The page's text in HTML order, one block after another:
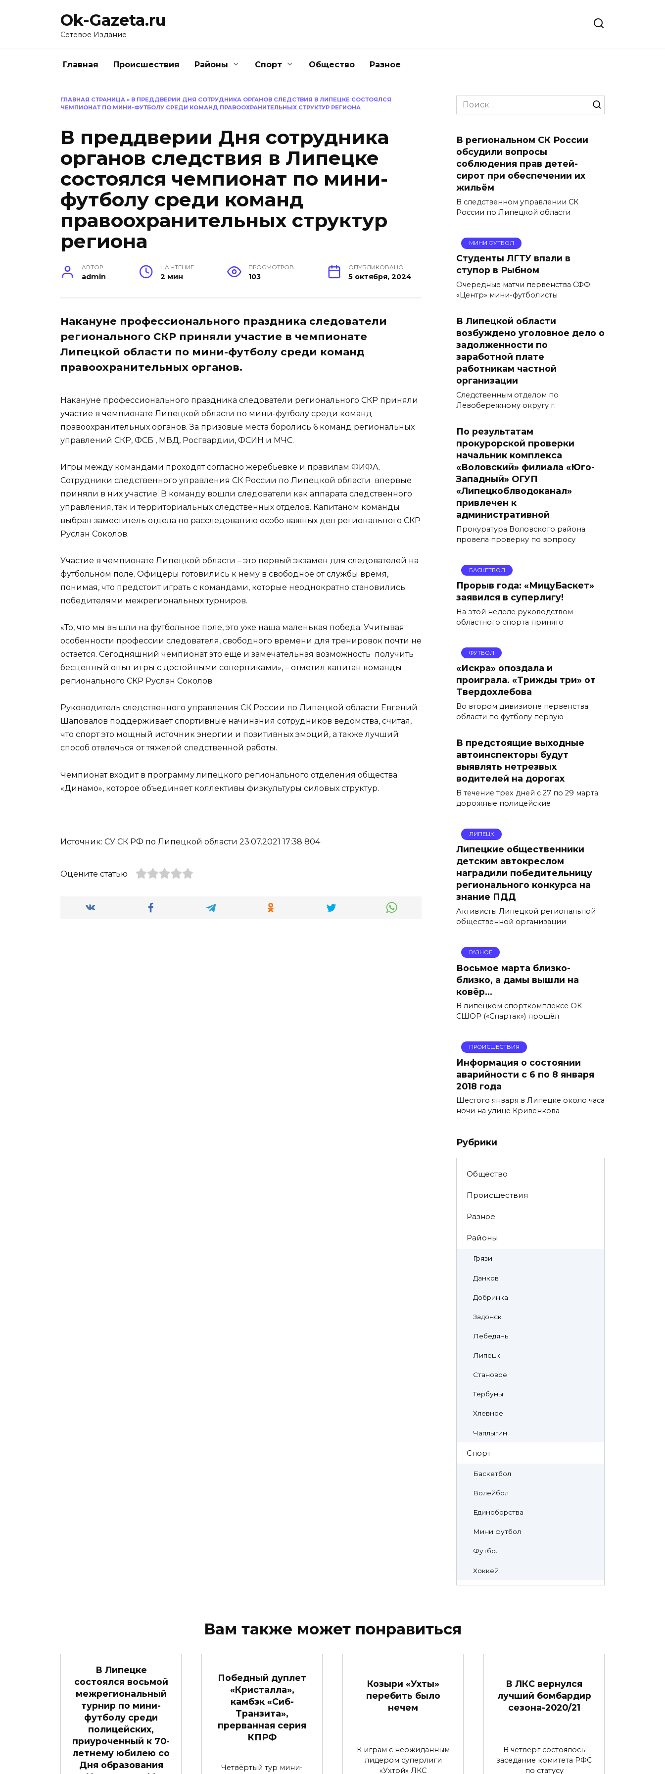
Ok-Gazeta.ru
Сетевое Издание
Главная Происшествия Районы Спорт Общество Разное
ГЛАВНАЯ СТРАНИЦА » В ПРЕДДВЕРИИ ДНЯ СОТРУДНИКА ОРГАНОВ СЛЕДСТВИЯ В ЛИПЕЦКЕ СОСТОЯЛСЯ
ЧЕМПИОНАТ ПО МИНИ-ФУТБОЛУ СРЕДИ КОМАНД ПРАВООХРАНИТЕЛЬНЫХ СТРУКТУР РЕГИОНА
В преддверии Дня сотрудника
органов следствия в Липецке
состоялся чемпионат по мини-
футболу среди команд
правоохранительных структур
региона
АВТОР
admin
НА ЧТЕНИЕ
2 мин
ПРОСМОТРОВ
103
ОПУБЛИКОВАНО
5 октября, 2024
Накануне профессионального праздника следователи
регионального СКР приняли участие в чемпионате
Липецкой области по мини-футболу среди команд
правоохранительных органов.
Накануне профессионального праздника следователи регионального СКР приняли
участие в чемпионате Липецкой области по мини-футболу среди команд
правоохранительных органов. За призовые места боролись 6 команд региональных
управлений СКР, ФСБ , МВД, Росгвардии, ФСИН и МЧС.
Игры между командами проходят согласно жеребьевке и правилам ФИФА.
Сотрудники следственного управления СК России по Липецкой области впервые
приняли в них участие. В команду вошли следователи как аппарата следственного
управления, так и территориальных следственных отделов. Капитаном команды
выбран заместитель отдела по расследованию особо важных дел регионального СКР
Руслан Соколов.
Участие в чемпионате Липецкой области – это первый экзамен для следователей на
футбольном поле. Офицеры готовились к нему в свободное от службы время,
понимая, что предстоит играть с командами, которые неоднократно становились
победителями межрегиональных турниров.
«То, что мы вышли на футбольное поле, это уже наша маленькая победа. Учитывая
особенности профессии следователя, свободного времени для тренировок почти не
остается. Сегодняшний чемпионат это еще и замечательная возможность получить
бесценный опыт игры с достойными соперниками», – отметил капитан команды
регионального СКР Руслан Соколов.
Руководитель следственного управления СК России по Липецкой области Евгений
Шаповалов поддерживает спортивные начинания сотрудников ведомства, считая,
что спорт это мощный источник энергии и позитивных эмоций, а также лучший
способ отвлечься от тяжелой следственной работы.
Чемпионат входит в программу липецкого регионального отделения общества
«Динамо», которое объединяет коллективы физкультуры силовых структур.
Источник: СУ СК РФ по Липецкой области 23.07.2021 17:38 804
Оцените статью
Search
for:
В региональном СК России
обсудили вопросы
соблюдения прав детей-
сирот при обеспечении их
жильём
В следственном управлении СК
России по Липецкой области
МИНИ ФУТБОЛ
Студенты ЛГТУ впали в
ступор в Рыбном
Очередные матчи первенства СФФ
«Центр» мини-футболисты
В Липецкой области
возбуждено уголовное дело о
задолженности по
заработной плате
работникам частной
организации
Следственным отделом по
Левобережному округу г.
По результатам
прокурорской проверки
начальник комплекса
«Воловский» филиала «Юго-
Западный» ОГУП
«Липецкоблводоканал»
привлечен к
административной
Прокуратура Воловского района
провела проверку по вопросу
БАСКЕТБОЛ
Прорыв года: «МицуБаскет»
заявился в суперлигу!
На этой неделе руководством
областного спорта принято
ФУТБОЛ
«Искра» опоздала и
проиграла. «Трижды три» от
Твердохлебова
Во втором дивизионе первенства
области по футболу первую
В предстоящие выходные
автоинспекторы будут
выявлять нетрезвых
водителей на дорогах
В течение трех дней с 27 по 29 марта
дорожные полицейские
ЛИПЕЦК
Липецкие общественники
детским автокреслом
наградили победительницу
регионального конкурса на
знание ПДД
Активисты Липецкой региональной
общественной организации
РАЗНОЕ
Восьмое марта близко-
близко, а дамы вышли на
ковёр…
В липецком спорткомплексе ОК
СШОР («Спартак») прошёл
ПРОИСШЕСТВИЯ
Информация о состоянии
аварийности с 6 по 8 января
2018 года
Шестого января в Липецке около часа
ночи на улице Кривенкова
Рубрики
Общество
Происшествия
Разное
Районы
Грязи
Данков
Добринка
Задонск
Лебедянь
Липецк
Становое
Тербуны
Хлевное
Чаплыгин
Спорт
Баскетбол
Волейбол
Единоборства
Мини футбол
Футбол
Хоккей
Вам также может понравиться
В Липецке
состоялся восьмой
межрегиональный
турнир по мини-
футболу среди
полицейских,
приуроченный к 70-
летнему юбилею со
Дня образования
Победный дуплет
«Кристалла»,
камбэк «Сиб-
Транзита»,
прерванная серия
КПРФ
Четвёртый тур мини-
Козыри «Ухты»
перебить было
нечем
К играм с неожиданным
лидером суперлиги
«Ухтой» ЛКС
В ЛКС вернулся
лучший бомбардир
сезона-2020/21
В четверг состоялось
заседание комитета РФС
по статусу